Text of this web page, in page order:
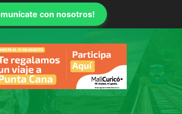
con nosotros!